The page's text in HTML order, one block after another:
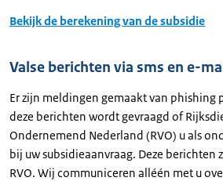
Bekijk de berekening van de subsidie
Valse berichten via sms en e-
Er zijn meldingen gemaakt van phishing
deze berichten wordt gevraagd of
Ondernemend Nederland (RVO) u als
bij uw subsidieaanvraag. Deze berichten
RVO. Wij communiceren alléén met u